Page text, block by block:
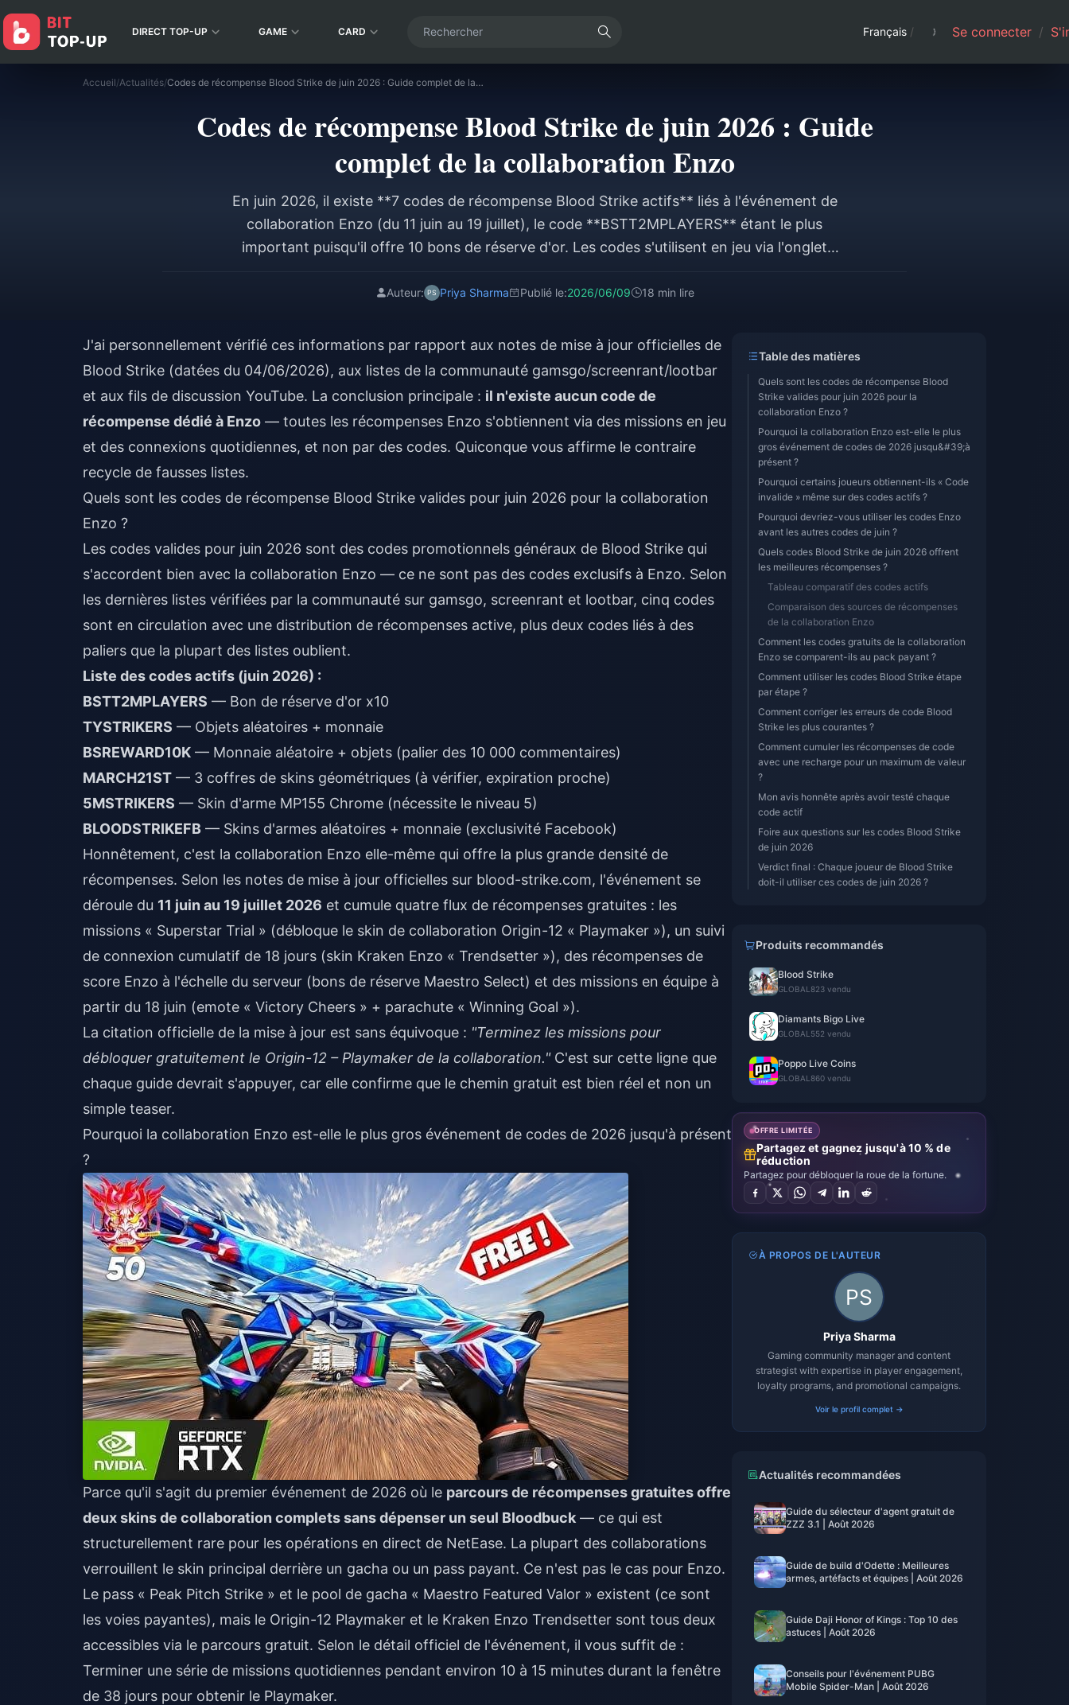
DIRECT TOP-UP GAME CARD Français / Se connecter /
Accueil/Actualités/ Codes de récompense Blood Strike de juin 2026 : Guide complet de la collaboration Enzo
Codes de récompense Blood Strike de juin 2026 : Guide
complet de la collaboration Enzo
En juin 2026, il existe **7 codes de récompense Blood Strike actifs** liés à l'événement de
collaboration Enzo (du 11 juin au 19 juillet), le code **BSTT2MPLAYERS** étant le plus
important puisqu'il offre 10 bons de réserve d'or. Les codes s'utilisent en jeu via l'onglet
portail externe n'est actuellement confirmé par les notes de mise à jour officielles. La
donnez la priorité à **BSTT2MPLAYERS, TYSTRIKERS et BSREWARD10K**.
Auteur: Priya Sharma Publié le:2026/06/09 18 min lire
J'ai personnellement vérifié ces informations par rapport aux notes de mise à jour officielles de
Blood Strike (datées du 04/06/2026), aux listes de la communauté gamsgo/screenrant/lootbar
et aux fils de discussion YouTube. La conclusion principale : il n'existe aucun code de
récompense dédié à Enzo — toutes les récompenses Enzo s'obtiennent via des missions en jeu
et des connexions quotidiennes, et non par des codes. Quiconque vous affirme le contraire
recycle de fausses listes.
Quels sont les codes de récompense Blood Strike valides pour juin 2026 pour la collaboration
Enzo ?
Les codes valides pour juin 2026 sont des codes promotionnels généraux de Blood Strike qui
s'accordent bien avec la collaboration Enzo — ce ne sont pas des codes exclusifs à Enzo. Selon
les dernières listes vérifiées par la communauté sur gamsgo, screenrant et lootbar, cinq codes
sont en circulation avec une distribution de récompenses active, plus deux codes liés à des
paliers que la plupart des listes oublient.
Liste des codes actifs (juin 2026) :
BSTT2MPLAYERS — Bon de réserve d'or x10
TYSTRIKERS — Objets aléatoires + monnaie
BSREWARD10K — Monnaie aléatoire + objets (palier des 10 000 commentaires)
MARCH21ST — 3 coffres de skins géométriques (à vérifier, expiration proche)
5MSTRIKERS — Skin d'arme MP155 Chrome (nécessite le niveau 5)
BLOODSTRIKEFB — Skins d'armes aléatoires + monnaie (exclusivité Facebook)
Honnêtement, c'est la collaboration Enzo elle-même qui offre la plus grande densité de
récompenses. Selon les notes de mise à jour officielles sur blood-strike.com, l'événement se
déroule du 11 juin au 19 juillet 2026 et cumule quatre flux de récompenses gratuites : les
missions « Superstar Trial » (débloque le skin de collaboration Origin-12 « Playmaker »), un suivi
de connexion cumulatif de 18 jours (skin Kraken Enzo « Trendsetter »), des récompenses de
score Enzo à l'échelle du serveur (bons de réserve Maestro Select) et des missions en équipe à
partir du 18 juin (emote « Victory Cheers » + parachute « Winning Goal »).
La citation officielle de la mise à jour est sans équivoque : "Terminez les missions pour
débloquer gratuitement le Origin-12 – Playmaker de la collaboration."C'est sur cette ligne que
chaque guide devrait s'appuyer, car elle confirme que le chemin gratuit est bien réel et non un
simple teaser.
Pourquoi la collaboration Enzo est-elle le plus gros événement de codes de 2026 jusqu'à présent
?
Parce qu'il s'agit du premier événement de 2026 où le parcours de récompenses gratuites offre
deux skins de collaboration complets sans dépenser un seul Bloodbuck — ce qui est
structurellement rare pour les opérations en direct de NetEase. La plupart des collaborations
verrouillent le skin principal derrière un gacha ou un pass payant. Ce n'est pas le cas pour Enzo.
Le pass « Peak Pitch Strike » et le pool de gacha « Maestro Featured Valor » existent (ce sont
les voies payantes), mais le Origin-12 Playmaker et le Kraken Enzo Trendsetter sont tous deux
accessibles via le parcours gratuit. Selon le détail officiel de l'événement, il vous suffit de :
Terminer une série de missions quotidiennes pendant environ 10 à 15 minutes durant la fenêtre
de 38 jours pour obtenir le Playmaker.
Table des matières
Quels sont les codes de récompense Blood
Strike valides pour juin 2026 pour la
collaboration Enzo ?
Pourquoi la collaboration Enzo est-elle le plus
gros événement de codes de 2026 jusqu&#39;à
présent ?
Pourquoi certains joueurs obtiennent-ils « Code
invalide » même sur des codes actifs ?
Pourquoi devriez-vous utiliser les codes Enzo
avant les autres codes de juin ?
Quels codes Blood Strike de juin 2026 offrent
les meilleures récompenses ?
Tableau comparatif des codes actifs
Comparaison des sources de récompenses
de la collaboration Enzo
Comment les codes gratuits de la collaboration
Enzo se comparent-ils au pack payant ?
Comment utiliser les codes Blood Strike étape
par étape ?
Comment corriger les erreurs de code Blood
Strike les plus courantes ?
Comment cumuler les récompenses de code
avec une recharge pour un maximum de valeur
?
Mon avis honnête après avoir testé chaque
code actif
Foire aux questions sur les codes Blood Strike
de juin 2026
Verdict final : Chaque joueur de Blood Strike
doit-il utiliser ces codes de juin 2026 ?
Produits recommandés
Blood Strike
GLOBAL 823 vendu
Diamants Bigo Live
GLOBAL 552 vendu
Poppo Live Coins
GLOBAL 860 vendu
OFFRE LIMITÉE
Partagez et gagnez jusqu'à 10 % de
réduction
Partagez pour débloquer la roue de la fortune.
À PROPOS DE L'AUTEUR
Priya Sharma
Gaming community manager and content
strategist with expertise in player engagement,
loyalty programs, and promotional campaigns.
Voir le profil complet →
Actualités recommandées
Guide du sélecteur d'agent gratuit de
ZZZ 3.1 | Août 2026
Guide de build d'Odette : Meilleures
armes, artéfacts et équipes | Août 2026
Guide Daji Honor of Kings : Top 10 des
astuces | Août 2026
Conseils pour l'événement PUBG
Mobile Spider-Man | Août 2026